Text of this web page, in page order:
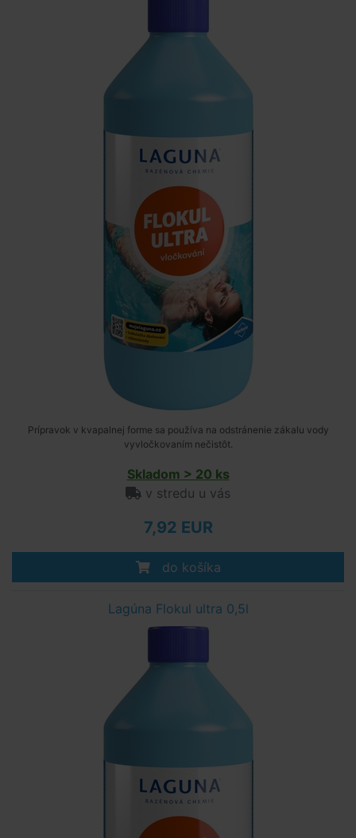
Prípravok v kvapalnej forme sa používa na odstránenie zákalu vody
vyvločkovaním nečistôt.
Skladom > 20 ks
v stredu u vás
7,92 EUR
do košíka
Lagúna Flokul ultra 0,5l